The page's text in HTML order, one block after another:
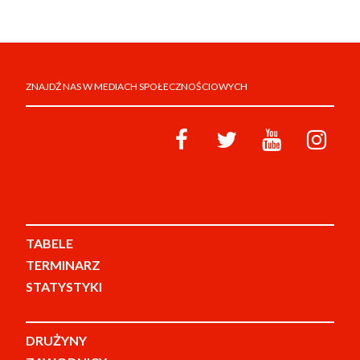
ZNAJDŹ NAS W MEDIACH SPOŁECZNOŚCIOWYCH
TABELE
TERMINARZ
STATYSTYKI
DRUŻYNY